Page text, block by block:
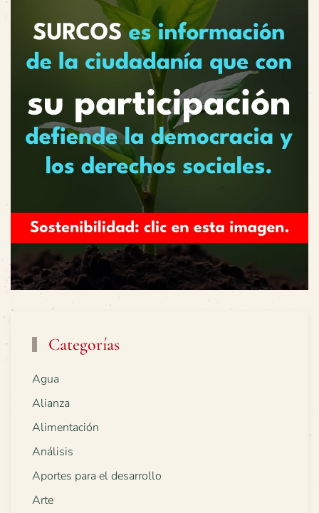
Categorías
Agua
Alianza
Alimentación
Análisis
Aportes para el desarrollo
Arte